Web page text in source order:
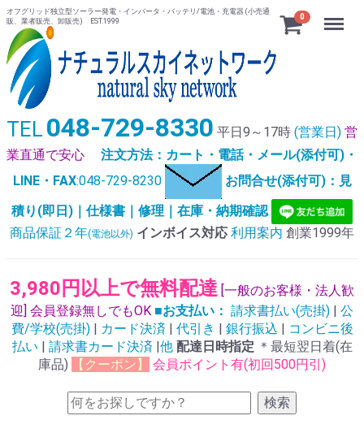
オフグリッド独立型ソーラー発電・インバータ・バッテリ/電池・充電器 (小売通
販、業者販売、卸販売) EST.1999
0 Menu
TEL 048-729-8330 平日9～17時 (営業日) 営
業直通で安心
注文方法：カート・電話・メール(添付可)・
LINE・FAX:048-729-8230
お問合せ(添付可)：見
積り(即日)｜仕様書｜修理｜在庫・納期確認
商品保証２年(電池以外) インボイス対応 利用案内 創業1999年
3,980円以上で無料配達 [一般のお客様・法人歓
迎] 会員登録無しでもOK ■お支払い： 請求書払い(売掛) | 公
費/学校(売掛) | カード決済 | 代引き | 銀行振込 | コンビニ後
払い | 請求書カード決済 |他 配達日時指定 ＊最短翌日着(在
庫品)
【クーポン】 会員ポイント有(初回500円引)
検索